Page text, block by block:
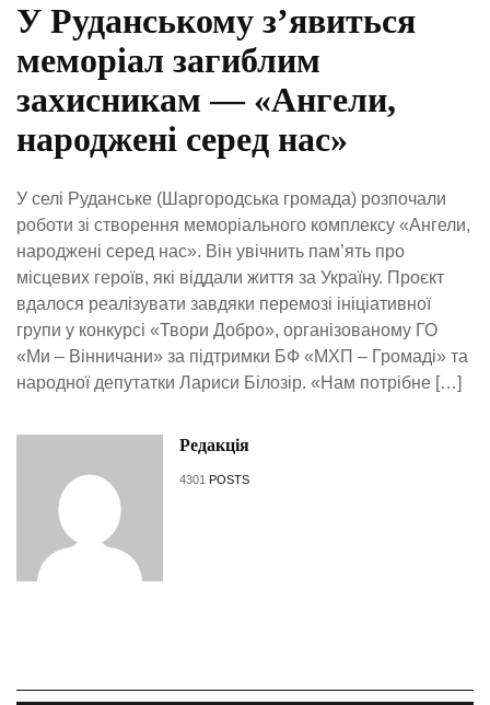
У Руданському з’явиться
меморіал загиблим
захисникам — «Ангели,
народжені серед нас»
У селі Руданське (Шаргородська громада) розпочали
роботи зі створення меморіального комплексу «Ангели,
народжені серед нас». Він увічнить пам’ять про
місцевих героїв, які віддали життя за Україну. Проєкт
вдалося реалізувати завдяки перемозі ініціативної
групи у конкурсі «Твори Добро», організованому ГО
«Ми – Вінничани» за підтримки БФ «МХП – Громаді» та
народної депутатки Лариси Білозір. «Нам потрібне […]
Редакція
4301 POSTS